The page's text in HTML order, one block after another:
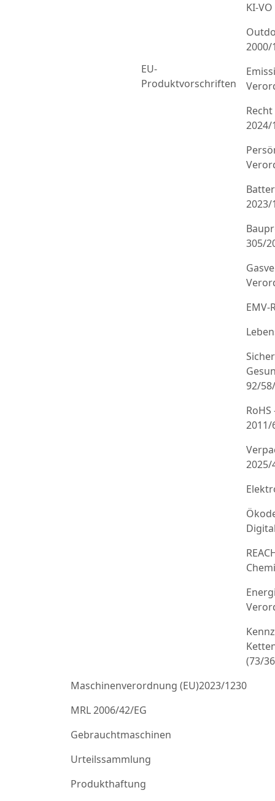
EU-
Produktvorschriften
KI-
2000/
2024/
2023/
305/
EMV-
92/
2011/
2025/
(73/
Maschinenverordnung (EU)2023/1230
MRL 2006/42/EG
Gebrauchtmaschinen
Urteilssammlung
Produkthaftung